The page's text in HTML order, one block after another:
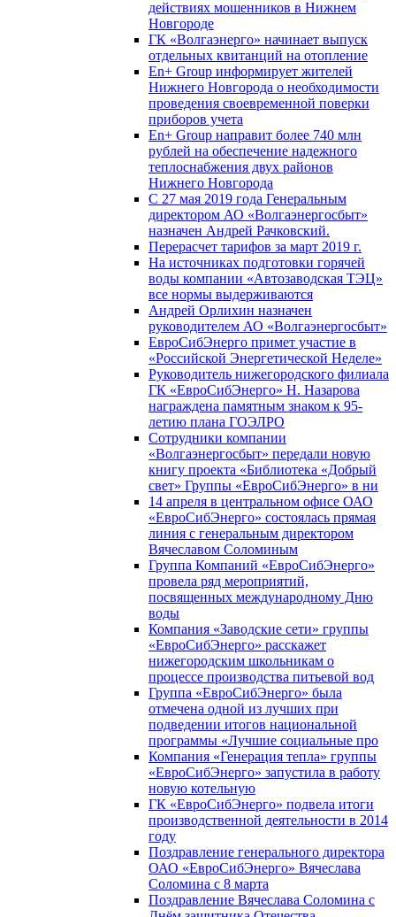
действиях мошенников в Нижнем
Новгороде
ГК «Волгаэнерго» начинает выпуск
отдельных квитанций на отопление
En+ Group информирует жителей
Нижнего Новгорода о необходимости
проведения своевременной поверки
приборов учета
En+ Group направит более 740 млн
рублей на обеспечение надежного
теплоснабжения двух районов
Нижнего Новгорода
С 27 мая 2019 года Генеральным
директором АО «Волгаэнергосбыт»
назначен Андрей Рачковский.
Перерасчет тарифов за март 2019 г.
На источниках подготовки горячей
воды компании «Автозаводская ТЭЦ»
все нормы выдерживаются
Андрей Орлихин назначен
руководителем АО «Волгаэнергосбыт»
ЕвроСибЭнерго примет участие в
«Российской Энергетической Неделе»
Руководитель нижегородского филиала
ГК «ЕвроСибЭнерго» Н. Назарова
награждена памятным знаком к 95-
летию плана ГОЭЛРО
Сотрудники компании
«Волгаэнергосбыт» передали новую
книгу проекта «Библиотека «Добрый
свет» Группы «ЕвроСибЭнерго» в ни
14 апреля в центральном офисе ОАО
«ЕвроСибЭнерго» состоялась прямая
линия с генеральным директором
Вячеславом Соломиным
Группа Компаний «ЕвроСибЭнерго»
провела ряд мероприятий,
посвященных международному Дню
воды
Компания «Заводские сети» группы
«ЕвроСибЭнерго» расскажет
нижегородским школьникам о
процессе производства питьевой вод
Группа «ЕвроСибЭнерго» была
отмечена одной из лучших при
подведении итогов национальной
программы «Лучшие социальные про
Компания «Генерация тепла» группы
«ЕвроСибЭнерго» запустила в работу
новую котельную
ГК «ЕвроСибЭнерго» подвела итоги
производственной деятельности в 2014
году
Поздравление генерального директора
ОАО «ЕвроСибЭнерго» Вячеслава
Соломина с 8 марта
Поздравление Вячеслава Соломина с